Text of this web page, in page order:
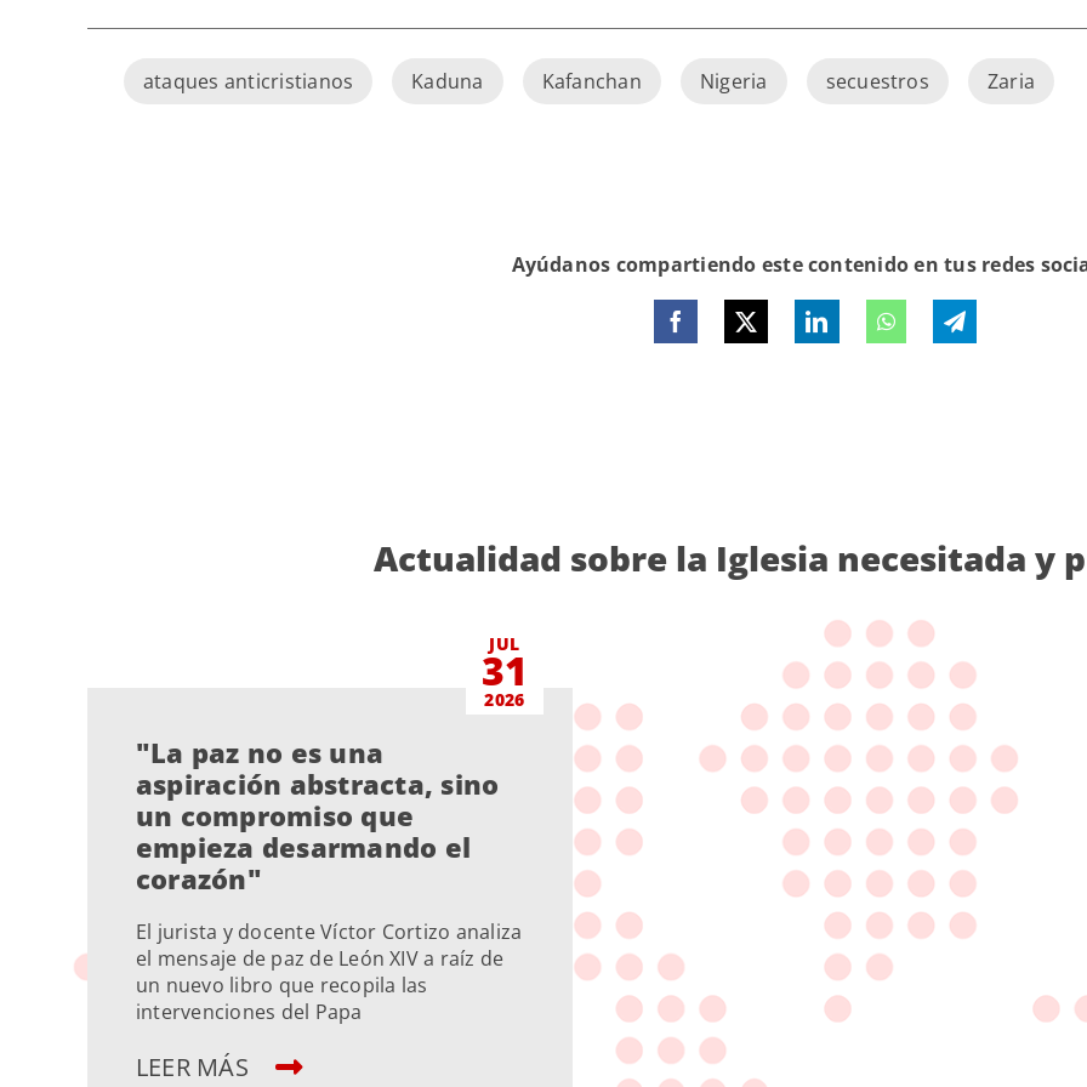
ataques anticristianos Kaduna Kafanchan Nigeria secuestros Zaria
Ayúdanos compartiendo este contenido en tus redes
Actualidad sobre la Iglesia necesitada y
JUL
31
2026
"La paz no es una
aspiración abstracta, sino
un compromiso que
empieza desarmando el
corazón"
El jurista y docente Víctor Cortizo analiza
el mensaje de paz de León XIV a raíz de
un nuevo libro que recopila las
intervenciones del Papa
LEER MÁS